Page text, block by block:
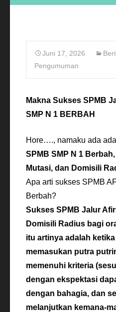
Juni 17, 2026
Pengumuman
Makna Sukses SPMB
SMP N 1 BERBAH
Hore…., namaku ada
SPMB SMP N 1
Mutasi, dan Domisili
Apa arti sukses SPMB
Berbah?
Sukses SPMB Jalur
Domisili Radius bagi
itu artinya adalah
memasukan putra
memenuhi kriteria
dengan ekspektasi
dengan bahagia, dan
melanjutkan kemana-